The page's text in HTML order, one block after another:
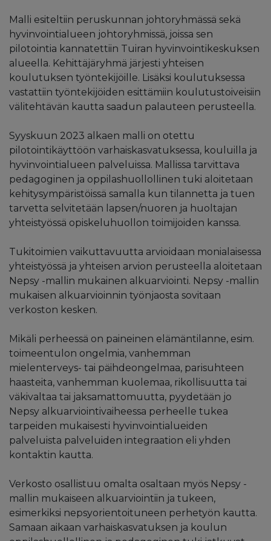
Malli esiteltiin peruskunnan johtoryhmässä sekä
hyvinvointialueen johtoryhmissä, joissa sen
pilotointia kannatettiin Tuiran hyvinvointikeskuksen
alueella. Kehittäjäryhmä järjesti yhteisen
koulutuksen työntekijöille. Lisäksi koulutuksessa
vastattiin työntekijöiden esittämiin koulutustoiveisiin
välitehtävän kautta saadun palauteen perusteella.
Syyskuun 2023 alkaen malli on otettu
pilotointikäyttöön varhaiskasvatuksessa, kouluilla ja
hyvinvointialueen palveluissa. Mallissa tarvittava
pedagoginen ja oppilashuollollinen tuki aloitetaan
kehitysympäristöissä samalla kun tilannetta ja tuen
tarvetta selvitetään lapsen/nuoren ja huoltajan
yhteistyössä opiskeluhuollon toimijoiden kanssa.
Tukitoimien vaikuttavuutta arvioidaan monialaisessa
yhteistyössä ja yhteisen arvion perusteella aloitetaan
Nepsy -mallin mukainen alkuarviointi. Nepsy -mallin
mukaisen alkuarvioinnin työnjaosta sovitaan
verkoston kesken.
Mikäli perheessä on paineinen elämäntilanne, esim.
toimeentulon ongelmia, vanhemman
mielenterveys- tai päihdeongelmaa, parisuhteen
haasteita, vanhemman kuolemaa, rikollisuutta tai
väkivaltaa tai jaksamattomuutta, pyydetään jo
Nepsy alkuarviointivaiheessa perheelle tukea
tarpeiden mukaisesti hyvinvointialueiden
palveluista palveluiden integraation eli yhden
kontaktin kautta.
Verkosto osallistuu omalta osaltaan myös Nepsy -
mallin mukaiseen alkuarviointiin ja tukeen,
esimerkiksi nepsyorientoituneen perhetyön kautta.
Samaan aikaan varhaiskasvatuksen ja koulun